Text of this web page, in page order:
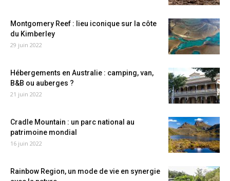
Montgomery Reef : lieu iconique sur la côte
du Kimberley
29 juin 2022
Hébergements en Australie : camping, van,
B&B ou auberges ?
21 juin 2022
Cradle Mountain : un parc national au
patrimoine mondial
16 juin 2022
Rainbow Region, un mode de vie en synergie